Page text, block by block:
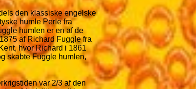
den klassiske engelske
humle Perle fra
humlen er en af de
af Richard Fuggle fra
hvor Richard i 1861
skabte Fuggle humlen,
var 2/3 af den